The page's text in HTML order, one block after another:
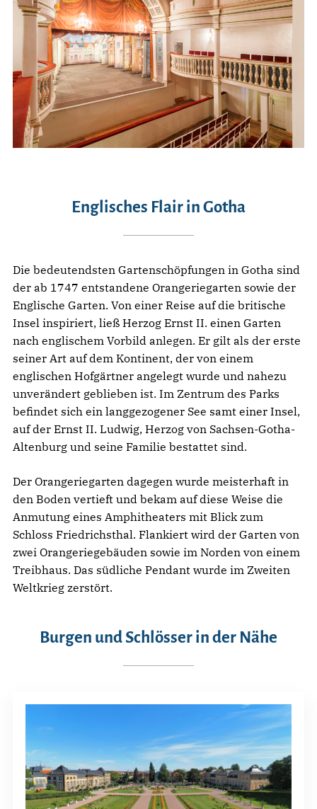
Englisches Flair in Gotha
Die bedeutendsten Gartenschöpfungen in Gotha sind
der ab 1747 entstandene Orangeriegarten sowie der
Englische Garten. Von einer Reise auf die britische
Insel inspiriert, ließ Herzog Ernst II. einen Garten
nach englischem Vorbild anlegen. Er gilt als der erste
seiner Art auf dem Kontinent, der von einem
englischen Hofgärtner angelegt wurde und nahezu
unverändert geblieben ist. Im Zentrum des Parks
befindet sich ein langgezogener See samt einer Insel,
auf der Ernst II. Ludwig, Herzog von Sachsen-Gotha-
Altenburg und seine Familie bestattet sind.
Der Orangeriegarten dagegen wurde meisterhaft in
den Boden vertieft und bekam auf diese Weise die
Anmutung eines Amphitheaters mit Blick zum
Schloss Friedrichsthal. Flankiert wird der Garten von
zwei Orangeriegebäuden sowie im Norden von einem
Treibhaus. Das südliche Pendant wurde im Zweiten
Weltkrieg zerstört.
Burgen und Schlösser in der Nähe